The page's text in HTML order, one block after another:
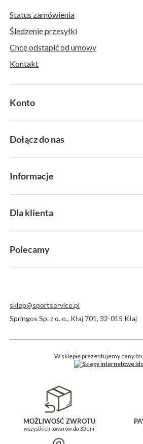
Status zamówienia
Śledzenie przesyłki
Chcę odstąpić od umowy
Kontakt
Konto
Dołącz do nas
Informacje
Dla klienta
Polecamy
sklep@sportservice.pl
Springos Sp. z o. o., Kłaj 701,32-015 Kłaj
W sklepie prezentujemy ceny
MOŻLIWOŚĆ ZWROTU
wszystkich towarów do 30 dni